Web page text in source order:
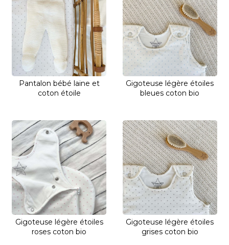
Pantalon bébé laine et
coton étoile
Gigoteuse légère étoiles
bleues coton bio
Gigoteuse légère étoiles
roses coton bio
Gigoteuse légère étoiles
grises coton bio